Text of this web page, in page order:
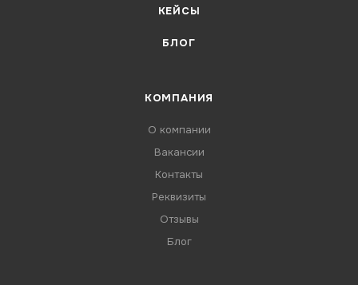
КЕЙСЫ
БЛОГ
КОМПАНИЯ
О компании
Вакансии
Контакты
Реквизиты
Отзывы
Блог